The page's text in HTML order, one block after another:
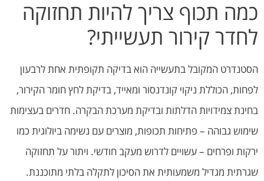
כמה תכוף צריך להיות תחזוקה
לחדר קירור תעשייתי?
הסטנדרט המקובל בתעשייה הוא בדיקה תקופתית אחת לרבעון
לפחות, הכוללת ניקוי קונדנסור ומאייד, בדיקת לחץ חומר הקירור,
בחינת צמידויות הדלתות ובדיקת מערכת הבקרה. חדרים בעצימות
שימוש גבוהה – פתיחות תכופות, מוצרים עם נשימה ביולוגית כמו
ירקות ופרחים – עשויים לדרוש מעקב חודשי. ויתור על תחזוקה
שגרתית מגדיל משמעותית את הסיכון לתקלה בלתי מתוכננת.